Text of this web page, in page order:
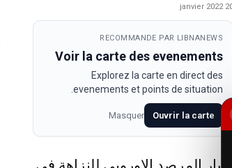
20 janvier
RECOMMANDE PAR LIBNANEWS
Voir la carte des evenements
Explorez la carte en direct des
evenements et points de situation.
Ouvrir la carte
Masquer